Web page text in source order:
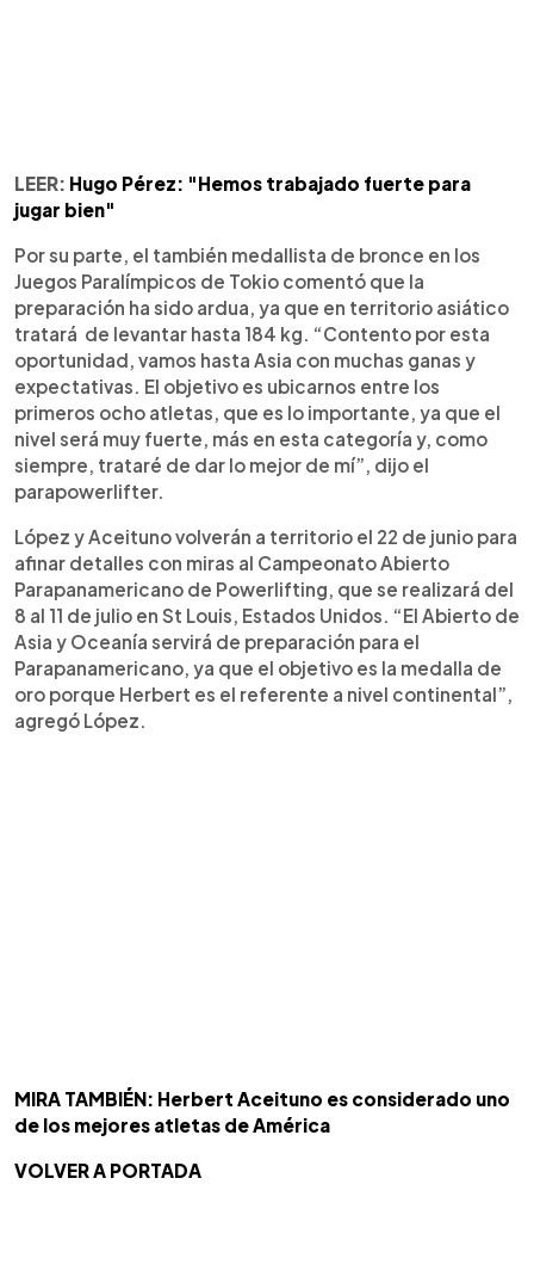
LEER: Hugo Pérez: "Hemos trabajado fuerte para
jugar bien"
Por su parte, el también medallista de bronce en los
Juegos Paralímpicos de Tokio comentó que la
preparación ha sido ardua, ya que en territorio asiático
tratará de levantar hasta 184 kg. “Contento por esta
oportunidad, vamos hasta Asia con muchas ganas y
expectativas. El objetivo es ubicarnos entre los
primeros ocho atletas, que es lo importante, ya que el
nivel será muy fuerte, más en esta categoría y, como
siempre, trataré de dar lo mejor de mí”, dijo el
parapowerlifter.
López y Aceituno volverán a territorio el 22 de junio para
afinar detalles con miras al Campeonato Abierto
Parapanamericano de Powerlifting, que se realizará del
8 al 11 de julio en St Louis, Estados Unidos. “El Abierto de
Asia y Oceanía servirá de preparación para el
Parapanamericano, ya que el objetivo es la medalla de
oro porque Herbert es el referente a nivel continental”,
agregó López.
MIRA TAMBIÉN: Herbert Aceituno es considerado uno
de los mejores atletas de América
VOLVER A PORTADA